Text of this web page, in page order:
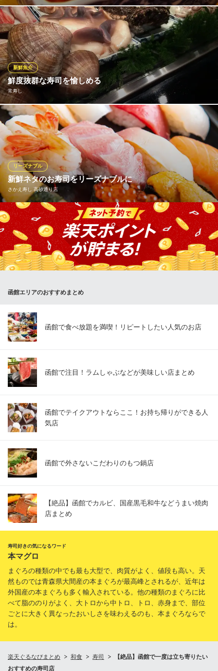
主人が毎日市場にて仕入れた新鮮な魚をお出ししております。 ま
た、普通食べられない食材をお出ししております。夏ですと、
「ジュンサイの和え物」や「本鱒のコ」などがご堪能できます。
味処 鮨金 分店
昔ながらの寿司屋
函館市電五稜郭公園前電停 徒歩4分
北海道函館市本町10-3
鮮度抜群な寿司を愉しめる
常寿し
新鮮魚介
おまかせ寿司はもちろん、函館ならではの鮮度抜群な珍しい一品
メニューもお酒好きにはたまらないものばかり。何度でも訪れた
くなる寿司店
常寿し
函館 新鮮 寿司
ＪＲ函館本線函館駅 徒歩8分
北海道函館市松風町10-16
新鮮ネタのお寿司をリーズナブルに
さかえ寿し 高砂通り店
リーズナブル
函館近海や北海道産の新鮮な海鮮で作るお寿司は絶品。 なのにお
値段は庶民的な価格。何気ない一日も、大切な日も『さかえ寿
し 高砂通り店』へ！
さかえ寿し 高砂通り店
北海道函館市松風町20-5
函館エリアのおすすめまとめ
函館で食べ放題を満喫！リピートしたい人気のお店
函館で注目！ラムしゃぶなどが美味しい店まとめ
函館でテイクアウトならここ！お持ち帰りができる人
気店
函館で外さないこだわりのもつ鍋店
【絶品】函館でカルビ、国産黒毛和牛などうまい焼肉
店まとめ
寿司好きの気になるワード
本マグロ
まぐろの種類の中でも最も大型で、肉質がよく、値段も高い。天
然ものでは青森県大間産の本まぐろが最高峰とされるが、近年は
外国産の本まぐろも多く輸入されている。他の種類のまぐろに比
べて脂ののりがよく、大トロから中トロ、トロ、赤身まで、部位
ごとに大きく異なったおいしさを味わえるのも、本まぐろならで
は。
楽天ぐるなびまとめ 和食 寿司
【絶品】函館で一度は立ち寄りたい
おすすめの寿司店